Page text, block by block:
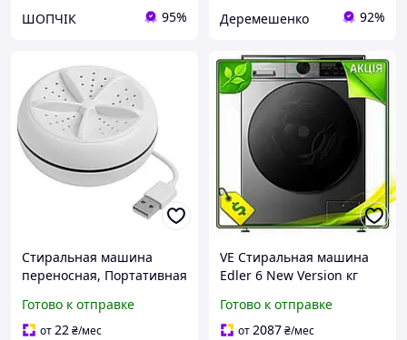
ШОПЧІК 95% Деремешенко 92%
Стиральная машина
переносная, Портативная
Стиральная для дачи EC-
47
Готово к отправке
от22₴/мес
VE Стиральная машина
Edler 6 New Version кг
программ быстрая стирка
отложенный с N6W_VER
Готово к отправке
от2087₴/мес